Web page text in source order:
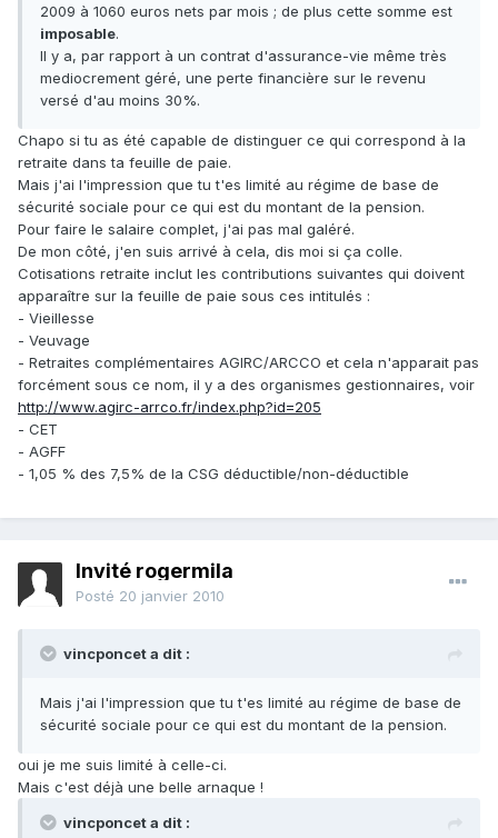
2009 à 1060 euros nets par mois ; de plus cette somme est
imposable.
Il y a, par rapport à un contrat d'assurance-vie même très
mediocrement géré, une perte financière sur le revenu
versé d'au moins 30%.
Chapo si tu as été capable de distinguer ce qui correspond à la
retraite dans ta feuille de paie.
Mais j'ai l'impression que tu t'es limité au régime de base de
sécurité sociale pour ce qui est du montant de la pension.
Pour faire le salaire complet, j'ai pas mal galéré.
De mon côté, j'en suis arrivé à cela, dis moi si ça colle.
Cotisations retraite inclut les contributions suivantes qui doivent
apparaître sur la feuille de paie sous ces intitulés :
- Vieillesse
- Veuvage
- Retraites complémentaires AGIRC/ARCCO et cela n'apparait pas
forcément sous ce nom, il y a des organismes gestionnaires, voir
http://www.agirc-arrco.fr/index.php?id=205
- CET
- AGFF
- 1,05 % des 7,5% de la CSG déductible/non-déductible
Invité rogermila
Posté 20 janvier 2010
vincponcet a dit :
Mais j'ai l'impression que tu t'es limité au régime de base de
sécurité sociale pour ce qui est du montant de la pension.
oui je me suis limité à celle-ci.
Mais c'est déjà une belle arnaque !
vincponcet a dit :